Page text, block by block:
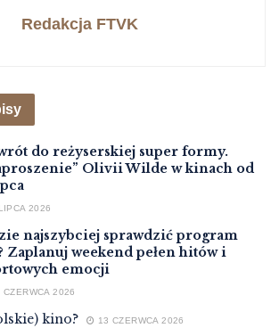
Redakcja FTVK
do reżyserskiej super formy.
Olivii Wilde w kinach od
2026
najszybciej sprawdzić program
Zaplanuj weekend pełen hitów i
emocji
CZERWCA 2026
kino? 13 CZERWCA 2026